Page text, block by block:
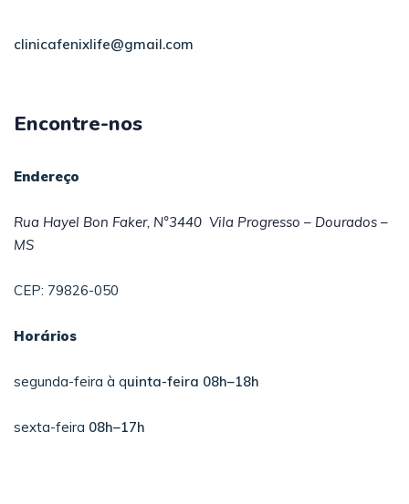
clinicafenixlife@gmail.com
Encontre-nos
Endereço
Rua Hayel Bon Faker, N°3440 Vila Progresso – Dourados –
MS
CEP: 79826-050
Horários
segunda-feira à quinta-feira 08h–18h
sexta-feira 08h–17h